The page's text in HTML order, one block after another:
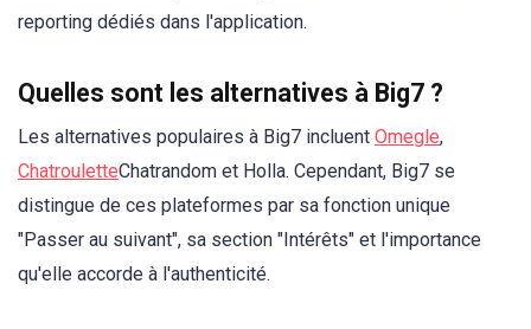
reporting dédiés dans l'application.
Quelles sont les alternatives à Big7 ?
Les alternatives populaires à Big7 incluent Omegle,
ChatrouletteChatrandom et Holla. Cependant, Big7 se
distingue de ces plateformes par sa fonction unique
"Passer au suivant", sa section "Intérêts" et l'importance
qu'elle accorde à l'authenticité.